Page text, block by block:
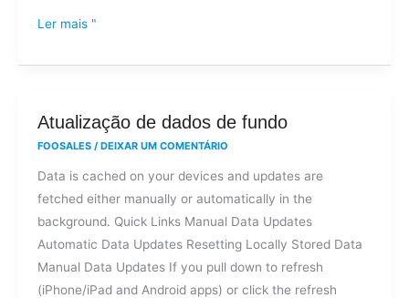
Ler mais "
Atualização de dados de fundo
FOOSALES / DEIXAR UM COMENTÁRIO
Data is cached on your devices and updates are
fetched either manually or automatically in the
background. Quick Links Manual Data Updates
Automatic Data Updates Resetting Locally Stored Data
Manual Data Updates If you pull down to refresh
(iPhone/iPad and Android apps) or click the refresh
Atualização
de